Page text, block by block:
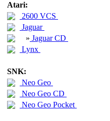
Atari:
2600 VCS
Jaguar
» Jaguar CD
Lynx
SNK:
Neo Geo
Neo Geo CD
Neo Geo Pocket